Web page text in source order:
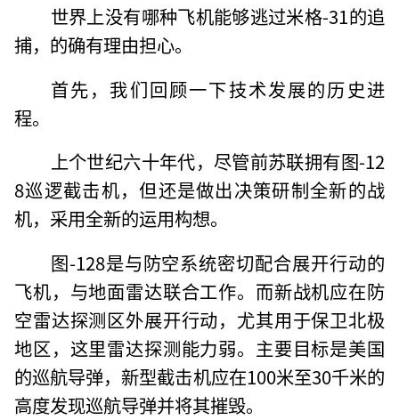
世界上没有哪种飞机能够逃过米格-31的追
捕，的确有理由担心。
首先，我们回顾一下技术发展的历史进
程。
上个世纪六十年代，尽管前苏联拥有图-12
8巡逻截击机，但还是做出决策研制全新的战
机，采用全新的运用构想。
图-128是与防空系统密切配合展开行动的
飞机，与地面雷达联合工作。而新战机应在防
空雷达探测区外展开行动，尤其用于保卫北极
地区，这里雷达探测能力弱。主要目标是美国
的巡航导弹，新型截击机应在100米至30千米的
高度发现巡航导弹并将其摧毁。